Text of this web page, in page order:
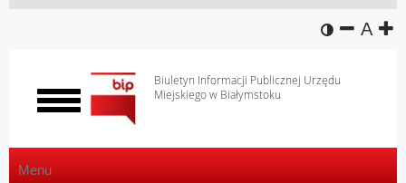
wersja
A
Biuletyn Informacji Publicznej Urzędu
Miejskiego w Białymstoku
Włącz
menu
Menu